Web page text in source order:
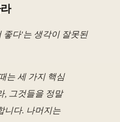
좋다'는 생각이 잘못된
는 세 가지 핵심
, 그것들을 정말
니다. 나머지는